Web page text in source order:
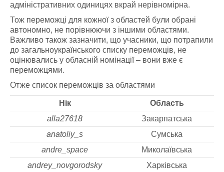
адміністративних одиницях вкрай нерівномірна.
Тож переможці для кожної з областей були обрані
автономно, не порівнюючи з іншими областями.
Важливо також зазначити, що учасники, що потрапили
до загальноукраїнського списку переможців, не
оцінювались у обласній номінації – вони вже є
переможцями.
Отже список переможців за областями
Нік
Область
alla27618
Закарпатська
anatoliy_s
Сумська
andre_space
Миколаївська
andrey_novgorodsky
Харківська